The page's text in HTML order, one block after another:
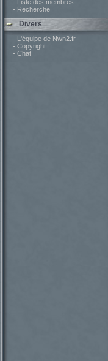
- Liste des membres
- Recherche
Divers
- L'équipe de Nwn2.fr
- Copyright
- Chat